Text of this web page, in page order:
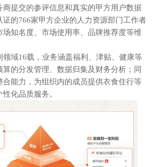
商提交的参评信息和真实的甲方用户数据
证的766家甲方企业的人力资源部门工作者
场知名度、市场使用率、品牌推荐度等维
领域16载，业务涵盖福利、津贴、健康等
算的分发管理、数据归集及财务分析；同
合能力，为组织内的成员提供衣食住行等
化品质服务。